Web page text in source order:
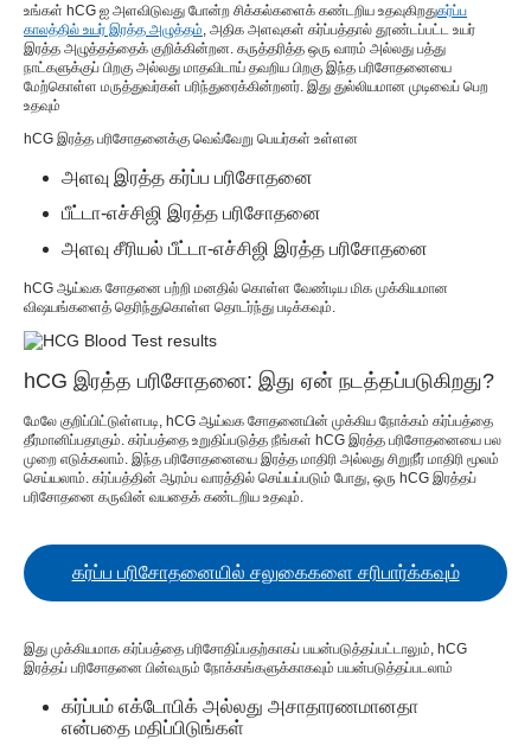
உங்கள் hCG ஐ அளவிடுவது போன்ற சிக்கல்களைக் கண்டறிய உதவுகிறதுகர்ப்ப
காலத்தில் உயர் இரத்த அழுத்தம், அதிக அளவுகள் கர்ப்பத்தால் தூண்டப்பட்ட உயர்
இரத்த அழுத்தத்தைக் குறிக்கின்றன. கருத்தரித்த ஒரு வாரம் அல்லது பத்து
நாட்களுக்குப் பிறகு அல்லது மாதவிடாய் தவறிய பிறகு இந்த பரிசோதனையை
மேற்கொள்ள மருத்துவர்கள் பரிந்துரைக்கின்றனர். இது துல்லியமான முடிவைப் பெற
உதவும்
hCG இரத்த பரிசோதனைக்கு வெவ்வேறு பெயர்கள் உள்ளன
அளவு இரத்த கர்ப்ப பரிசோதனை
பீட்டா-எச்சிஜி இரத்த பரிசோதனை
அளவு சீரியல் பீட்டா-எச்சிஜி இரத்த பரிசோதனை
hCG ஆய்வக சோதனை பற்றி மனதில் கொள்ள வேண்டிய மிக முக்கியமான
விஷயங்களைத் தெரிந்துகொள்ள தொடர்ந்து படிக்கவும்.
hCG இரத்த பரிசோதனை: இது ஏன் நடத்தப்படுகிறது?
மேலே குறிப்பிட்டுள்ளபடி, hCG ஆய்வக சோதனையின் முக்கிய நோக்கம் கர்ப்பத்தை
தீர்மானிப்பதாகும். கர்ப்பத்தை உறுதிப்படுத்த நீங்கள் hCG இரத்த பரிசோதனையை பல
முறை எடுக்கலாம். இந்த பரிசோதனையை இரத்த மாதிரி அல்லது சிறுநீர் மாதிரி மூலம்
செய்யலாம். கர்ப்பத்தின் ஆரம்ப வாரத்தில் செய்யப்படும் போது, ​​ஒரு hCG இரத்தப்
பரிசோதனை கருவின் வயதைக் கண்டறிய உதவும்.
கர்ப்ப பரிசோதனையில் சலுகைகளை சரிபார்க்கவும்
இது முக்கியமாக கர்ப்பத்தை பரிசோதிப்பதற்காகப் பயன்படுத்தப்பட்டாலும், hCG
இரத்தப் பரிசோதனை பின்வரும் நோக்கங்களுக்காகவும் பயன்படுத்தப்படலாம்
கர்ப்பம் எக்டோபிக் அல்லது அசாதாரணமானதா
என்பதை மதிப்பிடுங்கள்